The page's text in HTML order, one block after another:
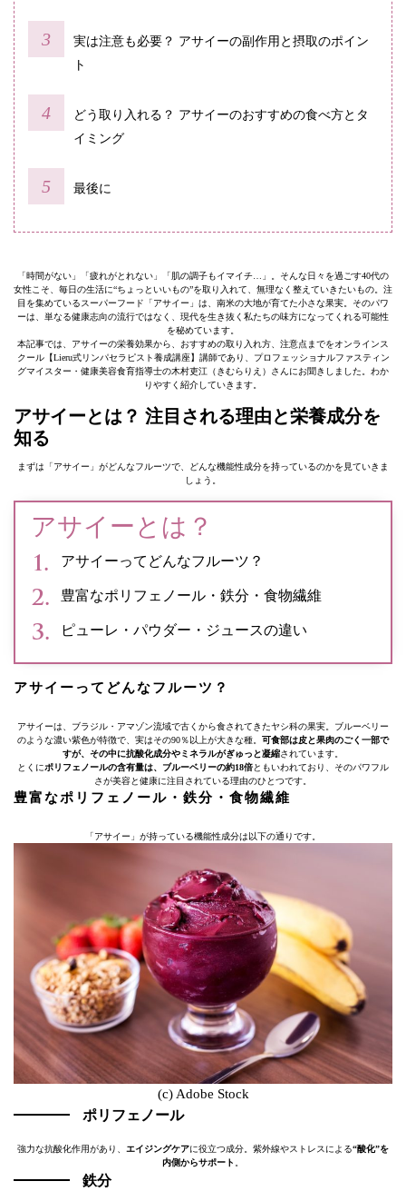
実は注意も必要？ アサイーの副作用と摂取のポイン
ト
どう取り入れる？ アサイーのおすすめの食べ方とタ
イミング
最後に
「時間がない」「疲れがとれない」「肌の調子もイマイチ…」。そんな日々を過ごす40代の
女性こそ、毎日の生活に“ちょっといいもの”を取り入れて、無理なく整えていきたいもの。注
目を集めているスーパーフード「アサイー」は、南米の大地が育てた小さな果実。そのパワ
ーは、単なる健康志向の流行ではなく、現代を生き抜く私たちの味方になってくれる可能性
を秘めています。
本記事では、アサイーの栄養効果から、おすすめの取り入れ方、注意点までをオンラインス
クール【Lieru式リンパセラピスト養成講座】講師であり、プロフェッショナルファスティン
グマイスター・健康美容食育指導士の木村吏江（きむらりえ）さんにお聞きしました。わか
りやすく紹介していきます。
アサイーとは？ 注目される理由と栄養成分を
知る
まずは「アサイー」がどんなフルーツで、どんな機能性成分を持っているのかを見ていきま
しょう。
アサイーとは？
アサイーってどんなフルーツ？
豊富なポリフェノール・鉄分・食物繊維
ピューレ・パウダー・ジュースの違い
アサイーってどんなフルーツ？
アサイーは、ブラジル・アマゾン流域で古くから食されてきたヤシ科の果実。ブルーベリー
のような濃い紫色が特徴で、実はその90％以上が大きな種。 可食部は皮と果肉のごく一部で
すが、その中に抗酸化成分やミネラルがぎゅっと凝縮されています。
とくにポリフェノールの含有量は、ブルーベリーの約18倍ともいわれており、そのパワフル
さが美容と健康に注目されている理由のひとつです。
豊富なポリフェノール・鉄分・食物繊維
「アサイー」が持っている機能性成分は以下の通りです。
(c) Adobe Stock
ポリフェノール
強力な抗酸化作用があり、 エイジングケアに役立つ成分。紫外線やストレスによる“酸化”を
内側からサポート
鉄分